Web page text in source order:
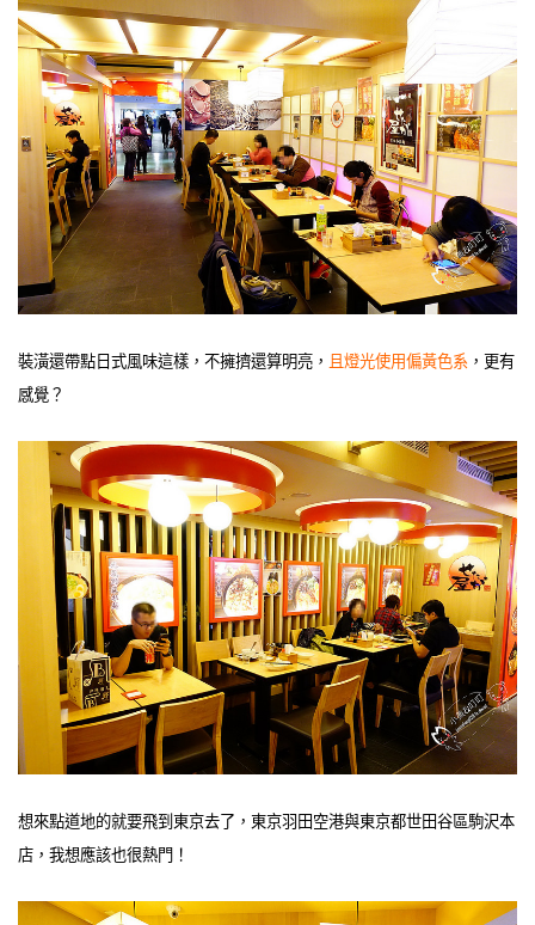
裝潢還帶點日式風味這樣，不擁擠還算明亮， 且燈光使用偏黃色系 ，更有
感覺？
想來點道地的就要飛到東京去了，東京羽田空港與東京都世田谷區駒沢本
店，我想應該也很熱門！